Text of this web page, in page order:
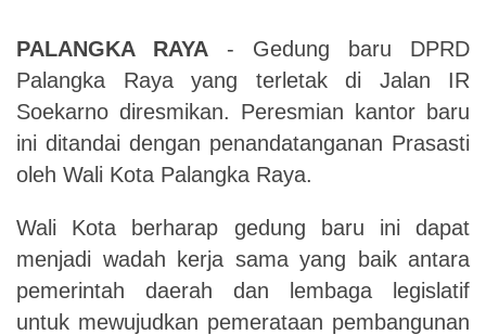
PALANGKA RAYA - Gedung baru DPRD
Palangka Raya yang terletak di Jalan IR
Soekarno diresmikan. Peresmian kantor baru
ini ditandai dengan penandatanganan Prasasti
oleh Wali Kota Palangka Raya.
Wali Kota berharap gedung baru ini dapat
menjadi wadah kerja sama yang baik antara
pemerintah daerah dan lembaga legislatif
untuk mewujudkan pemerataan pembangunan